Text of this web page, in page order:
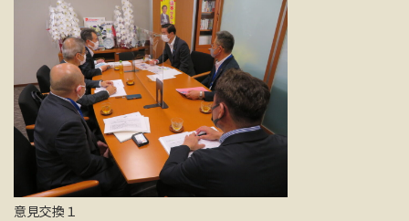
意見交換１